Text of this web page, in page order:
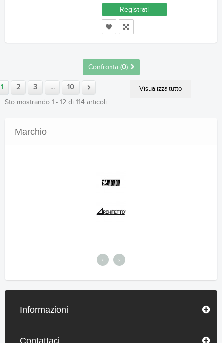
Registrati
Confronta (0)
Visualizza tutto
1 2 3 ...
10
Sto mostrando 1 - 12 di 114 articoli
Marchio
‹ ›
Informazioni
Contattaci